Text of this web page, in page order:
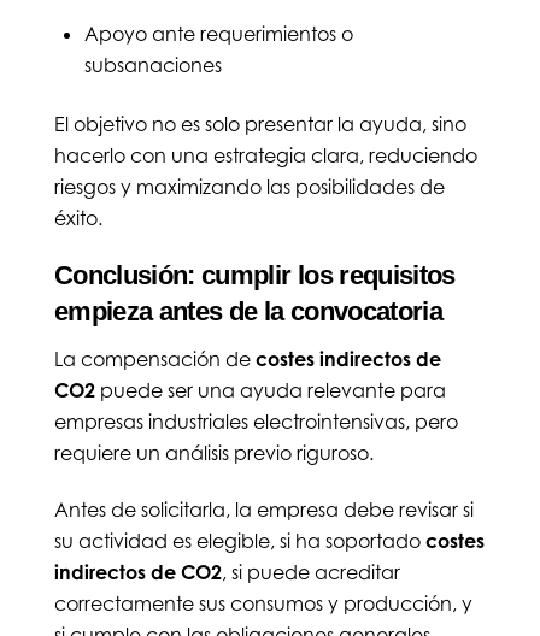
Apoyo ante requerimientos o
subsanaciones
El objetivo no es solo presentar la ayuda, sino
hacerlo con una estrategia clara, reduciendo
riesgos y maximizando las posibilidades de
éxito.
Conclusión: cumplir los requisitos
empieza antes de la convocatoria
La compensación de costes indirectos de
CO2puede ser una ayuda relevante para
empresas industriales electrointensivas, pero
requiere un análisis previo riguroso.
Antes de solicitarla, la empresa debe revisar si
su actividad es elegible, si ha soportado costes
indirectos de CO2, si puede acreditar
correctamente sus consumos y producción, y